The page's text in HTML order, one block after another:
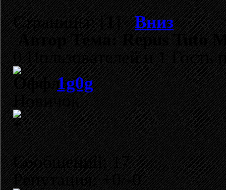
Страницы: [1]Вниз
АвторТема: Repus Tuto
0 Пользователей и 1 Гость
1g0g
Новичок
Сообщений: 17
Репутация: +0/-0